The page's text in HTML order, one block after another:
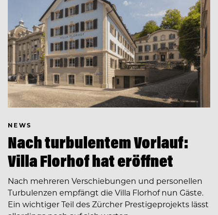
NEWS
Nach turbulentem Vorlauf:
Villa Florhof hat eröffnet
Nach mehreren Verschiebungen und personellen
Turbulenzen empfängt die Villa Florhof nun Gäste.
Ein wichtiger Teil des Zürcher Prestigeprojekts lässt